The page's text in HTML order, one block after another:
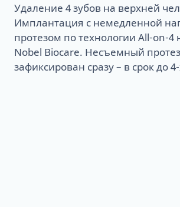
Удаление 4 зубов на верхней
Имплантация с немедленной
протезом по технологии All-on-
Nobel Biocare. Несъемный
зафиксирован сразу – в срок до